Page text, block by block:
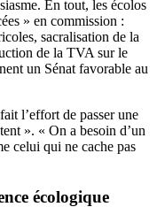
En tout, les écolos
» en commission :
sacralisation de la
de la TVA sur le
un Sénat favorable au
l’effort de passer une
». « On a besoin d’un
celui qui ne cache pas
écologique